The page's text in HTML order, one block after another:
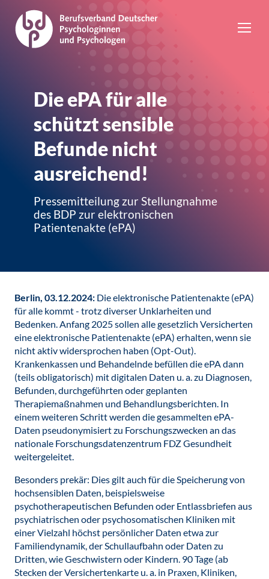
Die ePA für alle
schützt sensible
Befunde nicht
ausreichend!
Pressemitteilung zur Stellungnahme
des BDP zur elektronischen
Patientenakte (ePA)
Berlin, 03.12.2024: Die elektronische Patientenakte (ePA)
für alle kommt - trotz diverser Unklarheiten und
Bedenken. Anfang 2025 sollen alle gesetzlich Versicherten
eine elektronische Patientenakte (ePA) erhalten, wenn sie
nicht aktiv widersprochen haben (Opt-Out).
Krankenkassen und Behandelnde befüllen die ePA dann
(teils obligatorisch) mit digitalen Daten u. a. zu Diagnosen,
Befunden, durchgeführten oder geplanten
Therapiemaßnahmen und Behandlungsberichten. In
einem weiteren Schritt werden die gesammelten ePA-
Daten pseudonymisiert zu Forschungszwecken an das
nationale Forschungsdatenzentrum FDZ Gesundheit
weitergeleitet.
Besonders prekär: Dies gilt auch für die Speicherung von
hochsensiblen Daten, beispielsweise
psychotherapeutischen Befunden oder Entlassbriefen aus
psychiatrischen oder psychosomatischen Kliniken mit
einer Vielzahl höchst persönlicher Daten etwa zur
Familiendynamik, der Schullaufbahn oder Daten zu
Dritten, wie Geschwistern oder Kindern. 90 Tage (ab
Stecken der Versichertenkarte u. a. in Praxen, Kliniken,